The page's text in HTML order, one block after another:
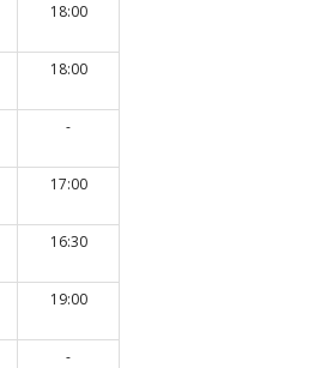
18:00
18:00
-
17:00
16:30
19:00
-